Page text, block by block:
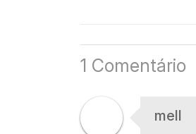
1 Comentário
mell